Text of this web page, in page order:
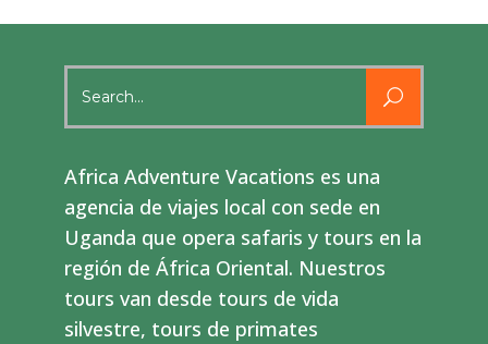
for:
Africa Adventure Vacations es una
agencia de viajes local con sede en
Uganda que opera safaris y tours en la
región de África Oriental. Nuestros
tours van desde tours de vida
silvestre, tours de primates